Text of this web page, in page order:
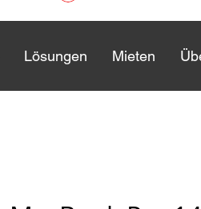
Lösungen Mieten
Lösungen Mieten